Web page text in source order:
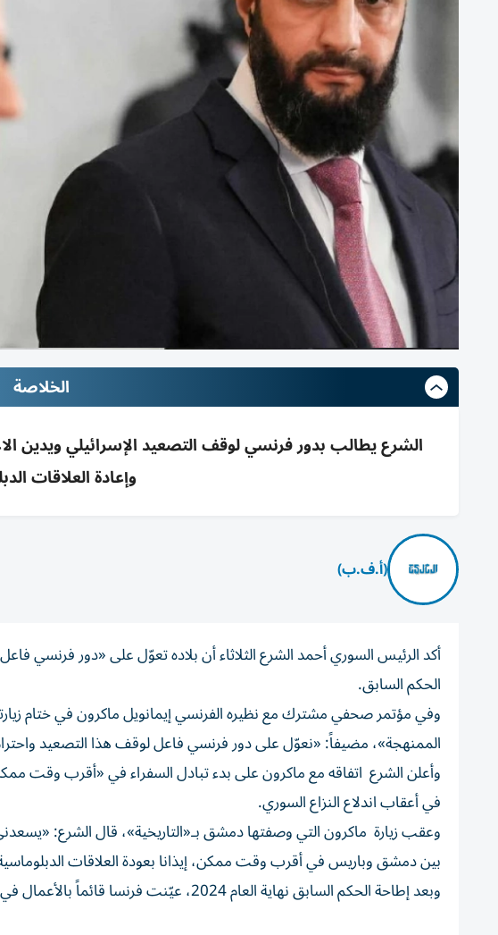
الخلاصة
الشرع يطالب بدور فرنسي لوقف التصعيد الإسرائيلي ويدين
وإعادة العلاقات
(أ.ف.ب)
أكد الرئيس السوري أحمد الشرع الثلاثاء أن بلاده تعوّل على «دور فرنسي
الحكم السابق.
وفي مؤتمر صحفي مشترك مع نظيره الفرنسي إيمانويل ماكرون في ختام
الممنهجة»، مضيفاً: «نعوّل على دور فرنسي فاعل لوقف هذا التصعيد واحترام
في أعقاب اندلاع النزاع السوري.
وعقب زيارة ماكرون التي وصفتها دمشق بـ«التاريخية»، قال الشرع:
بين دمشق وباريس في أقرب وقت ممكن، إيذانا بعودة العلاقات
وبعد إطاحة الحكم السابق نهاية العام 2024، عيّنت فرنسا قائماً بالأعمال في دمشق، من دون أن تفتح أبواب سفارتها بعد.